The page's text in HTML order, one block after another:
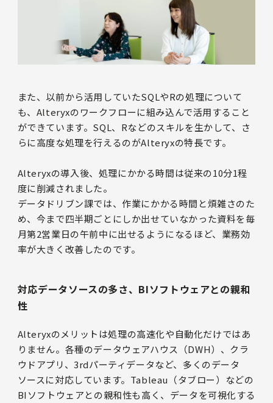
また、以前から活用していたSQLやRの処理について
も、Alteryxのワークフローに組み込んで活用すること
ができています。SQL、Rなどのスキルを生かして、さ
らに高度な処理を行えるのがAlteryxの特長です。
Alteryxの導入後、処理にかかる時間は従来の10分1程
度に削減されました。
データドリブン課では、作業にかかる時間と煩雑さのた
め、今まで四半期ごとにしか出せていなかった資料を毎
月第2営業日の午前中に出せるようになるほど、業務効
率が大きく改善したのです。
対応データソースの多さ、BIソフトウェアとの親和
性
Alteryxのメリットは処理の高速化や自動化だけではあ
りません。各種のデータウェアハウス（DWH）、クラ
ウドアプリ、3rdパーティデータなど、多くのデータ
ソースに対応しています。Tableau（タブロー）などの
BIソフトウェアとの親和性も高く、データを可視化する